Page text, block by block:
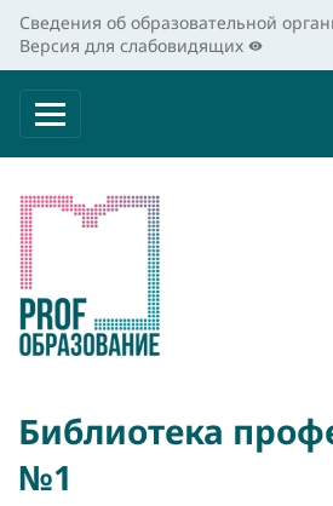
Сведения об образовательной
Версия для слабовидящих
Библиотека
№1